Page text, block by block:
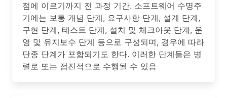
점에 이르기까지 전 과정 기간. 소프트웨어 수명주
기에는 보통 개념 단계, 요구사항 단계, 설계 단계,
구현 단계, 테스트 단계, 설치 및 체크아웃 단계, 운
영 및 유지보수 단계 등으로 구성되며, 경우에 따라
단종 단계가 포함되기도 한다. 이러한 단계들은 병
렬로 또는 점진적으로 수행될 수 있음